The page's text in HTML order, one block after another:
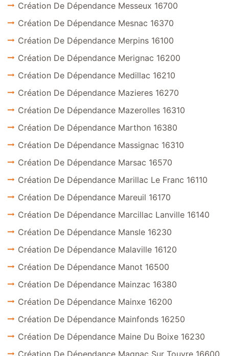
Création De Dépendance Messeux 16700
Création De Dépendance Mesnac 16370
Création De Dépendance Merpins 16100
Création De Dépendance Merignac 16200
Création De Dépendance Medillac 16210
Création De Dépendance Mazieres 16270
Création De Dépendance Mazerolles 16310
Création De Dépendance Marthon 16380
Création De Dépendance Massignac 16310
Création De Dépendance Marsac 16570
Création De Dépendance Marillac Le Franc 16110
Création De Dépendance Mareuil 16170
Création De Dépendance Marcillac Lanville 16140
Création De Dépendance Mansle 16230
Création De Dépendance Malaville 16120
Création De Dépendance Manot 16500
Création De Dépendance Mainzac 16380
Création De Dépendance Mainxe 16200
Création De Dépendance Mainfonds 16250
Création De Dépendance Maine Du Boixe 16230